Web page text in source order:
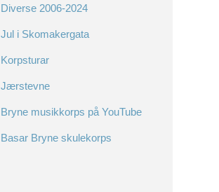
Diverse 2006-2024
Jul i Skomakergata
Korpsturar
Jærstevne
Bryne musikkorps på YouTube
Basar Bryne skulekorps